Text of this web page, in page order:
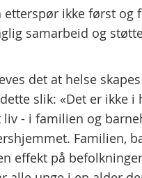
ikke først og
samarbeid og
det at helse
slik: «Det er ikke i
- i familien og
Familien,
effekt på